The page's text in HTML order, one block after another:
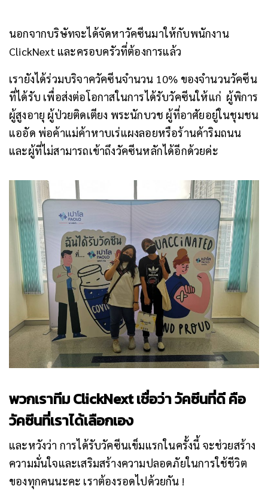
นอกจากบริษัทจะได้จัดหาวัคซีนมาให้กับพนักงาน
ClickNext และครอบครัวที่ต้องการแล้ว
เรายังได้ร่วมบริจาควัคซีนจำนวน 10% ของจำนวนวัคซีน
ที่ได้รับ เพื่อส่งต่อโอกาสในการได้รับวัคซีนให้แก่ ผู้พิการ
ผู้สูงอายุ ผู้ป่วยติดเตียง พระนักบวช ผู้ที่อาศัยอยู่ในชุมชน
แออัด พ่อค้าแม่ค้าหาบเร่แผงลอยหรือร้านค้าริมถนน
และผู้ที่ไม่สามารถเข้าถึงวัคซีนหลักได้อีกด้วยค่ะ
พวกเราทีม ClickNext เชื่อว่า วัคซีนที่ดี คือ
วัคซีนที่เราได้เลือกเอง
และหวังว่า การได้รับวัคซีนเข็มแรกในครั้งนี้ จะช่วยสร้าง
ความมั่นใจและเสริมสร้างความปลอดภัยในการใช้ชีวิต
ของทุกคนนะคะ เราต้องรอดไปด้วยกัน !